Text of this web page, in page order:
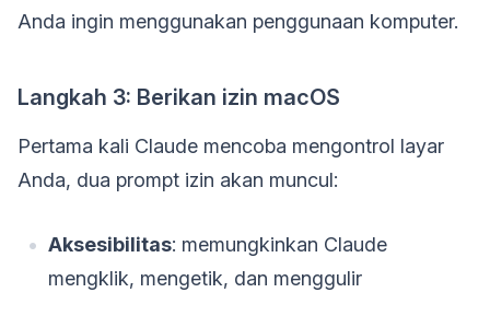
Anda ingin menggunakan penggunaan komputer.
Langkah 3: Berikan izin macOS
Pertama kali Claude mencoba mengontrol layar
Anda, dua prompt izin akan muncul:
Aksesibilitas: memungkinkan Claude
mengklik, mengetik, dan menggulir